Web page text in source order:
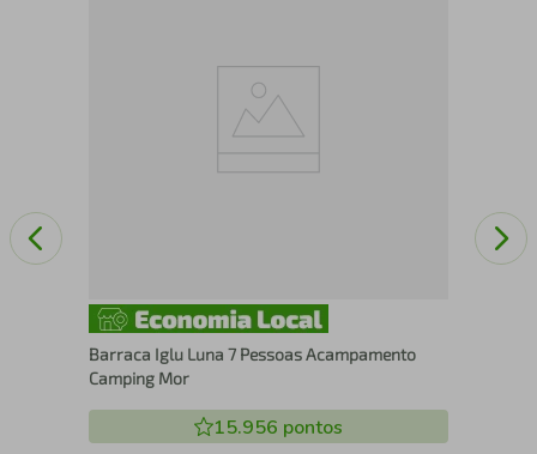
Barraca Iglu Luna 7 Pessoas Acampamento
Camping Mor
15.956 pontos